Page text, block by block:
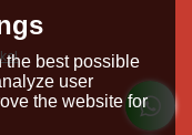
the best possible
user
the website for